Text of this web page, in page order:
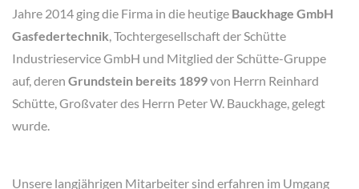
Jahre 2014 ging die Firma in die heutige Bauckhage GmbH
Gasfedertechnik, Tochtergesellschaft der Schütte
Industrieservice GmbH und Mitglied der Schütte-Gruppe
auf, deren Grundstein bereits 1899von Herrn Reinhard
Schütte, Großvater des Herrn Peter W. Bauckhage, gelegt
wurde.
Unsere langjährigen Mitarbeiter sind erfahren im Umgang